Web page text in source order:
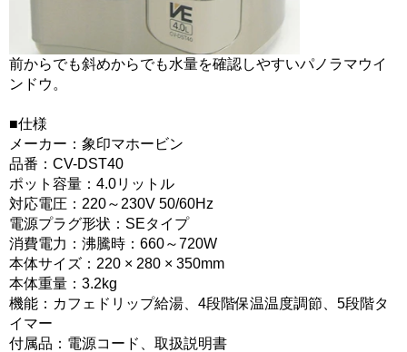
前からでも斜めからでも水量を確認しやすいパノラマウイ
ンドウ。
■仕様
メーカー：象印マホービン
品番：CV-DST40
ポット容量：4.0リットル
対応電圧：220～230V 50/60Hz
電源プラグ形状：SEタイプ
消費電力：沸騰時：660～720W
本体サイズ：220 × 280 × 350mm
本体重量：3.2kg
機能：カフェドリップ給湯、4段階保温温度調節、5段階タ
イマー
付属品：電源コード、取扱説明書